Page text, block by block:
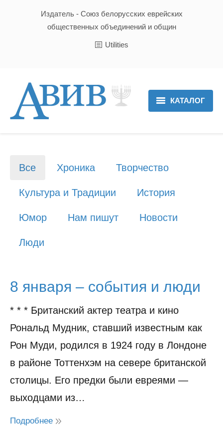
Издатель - Союз белорусских еврейских
общественных объединений и общин
Utilities
КАТАЛОГ
Культура и Традиции
Хроника
Люди
Все Хроника Творчество
Культура и Традиции История
Юмор Нам пишут Новости
Люди
8 января – события и люди
* * * Британский актер театра и кино
Рональд Мудник, ставший известным как
Рон Муди, родился в 1924 году в Лондоне
в районе Тоттенхэм на севере британской
столицы. Его предки были евреями —
выходцами из…
Подробнее